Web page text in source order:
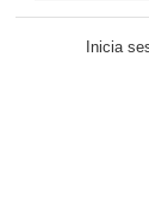
Inicia